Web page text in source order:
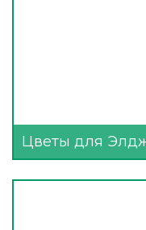
Цветы для